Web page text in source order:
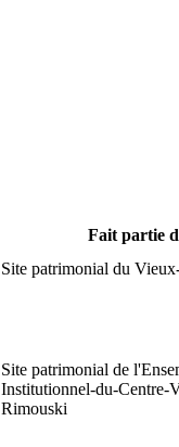
Fait partie
Site patrimonial du
Site patrimonial de
Institutionnel-du-Centre-
Rimouski